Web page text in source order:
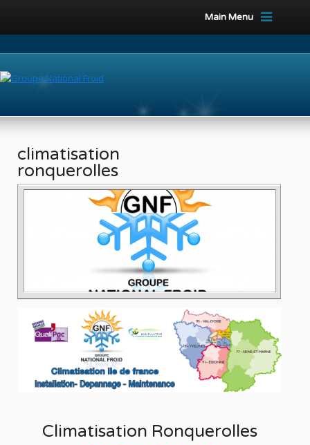
Main Menu
climatisation
ronquerolles
Climatisation Ronquerolles